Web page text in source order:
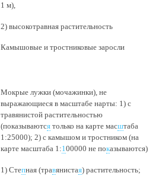
1 м),
2) высокотравная растительность
Камышовые и тростниковые заросли
Мокрые лужки (мочажинки), не
выражающиеся в масштабе нарты: 1) с
травянистой растительностью
(показываютсятолько на карте масштаба
1:25000); 2) с камышом и тростником (на
карте масштаба 1:100000 не показываются)
1) Степная (травянистая) растительность;